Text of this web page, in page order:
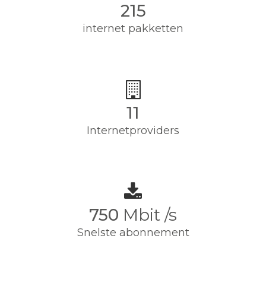
215
internet pakketten
11
Internetproviders
750 Mbit /s
Snelste abonnement